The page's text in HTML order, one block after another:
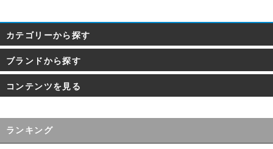
カテゴリーから探す
ブランドから探す
コンテンツを見る
ランキング